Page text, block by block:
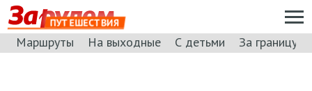
ПУТЕШЕСТВИЯ
Маршруты На выходные С детьми За границу